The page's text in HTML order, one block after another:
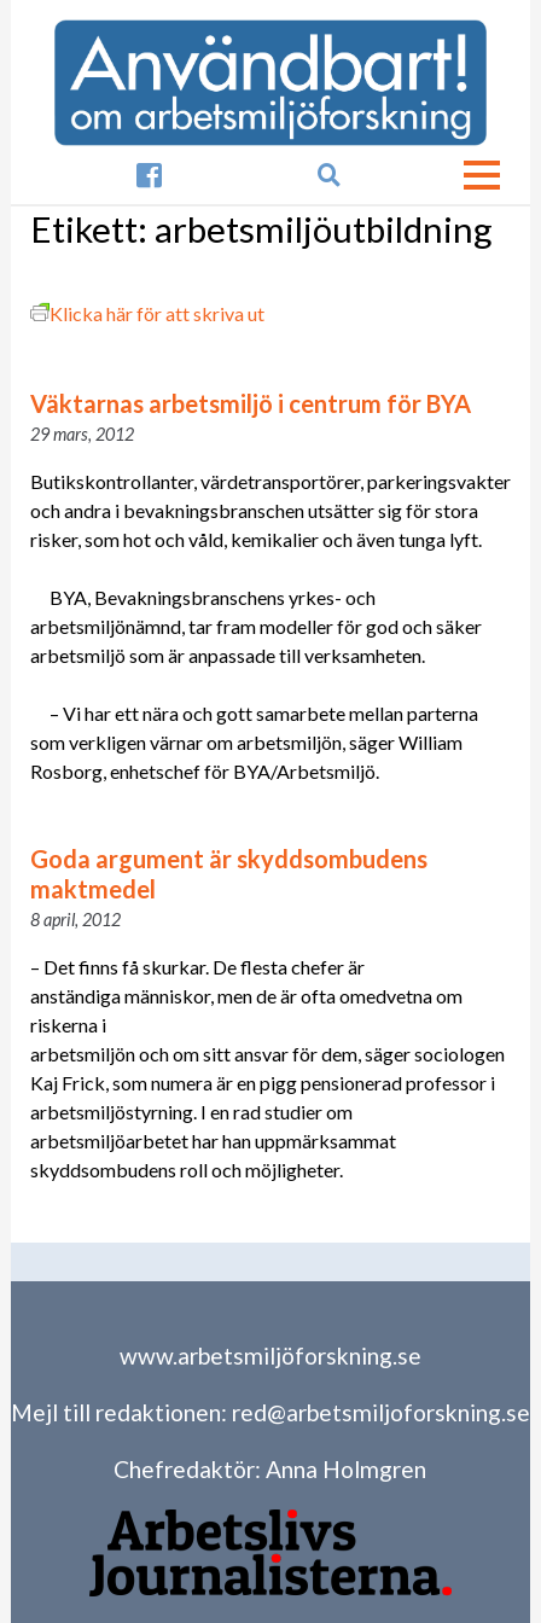

Etikett: arbetsmiljöutbildning
Klicka här för att skriva ut
Väktarnas arbetsmiljö i centrum för BYA
29 mars, 2012
Butikskontrollanter, värdetransportörer, parkeringsvakter
och andra i bevakningsbranschen utsätter sig för stora
risker, som hot och våld, kemikalier och även tunga lyft.
BYA, Bevakningsbranschens yrkes- och
arbetsmiljönämnd, tar fram modeller för god och säker
arbetsmiljö som är anpassade till verksamheten.
– Vi har ett nära och gott samarbete mellan parterna
som verkligen värnar om arbetsmiljön, säger William
Rosborg, enhetschef för BYA/Arbetsmiljö.
Goda argument är skyddsombudens
maktmedel
8 april, 2012
– Det finns få skurkar. De flesta chefer är
anständiga människor, men de är ofta omedvetna om
riskerna i
arbetsmiljön och om sitt ansvar för dem, säger sociologen
Kaj Frick, som numera är en pigg pensionerad professor i
arbetsmiljöstyrning. I en rad studier om
arbetsmiljöarbetet har han uppmärksammat
skyddsombudens roll och möjligheter.
www.arbetsmiljöforskning.se
Mejl till redaktionen: red@arbetsmiljoforskning.se
Chefredaktör:Anna Holmgren